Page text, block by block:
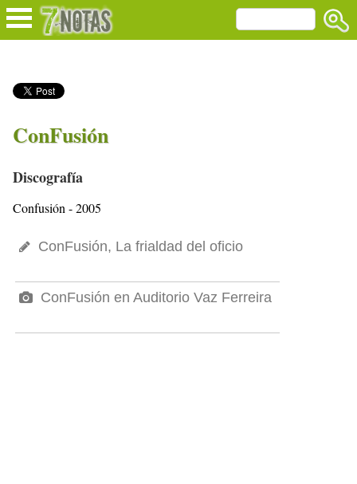
ConFusión
Discografía
Confusión - 2005
ConFusión, La frialdad del oficio
ConFusión en Auditorio Vaz Ferreira